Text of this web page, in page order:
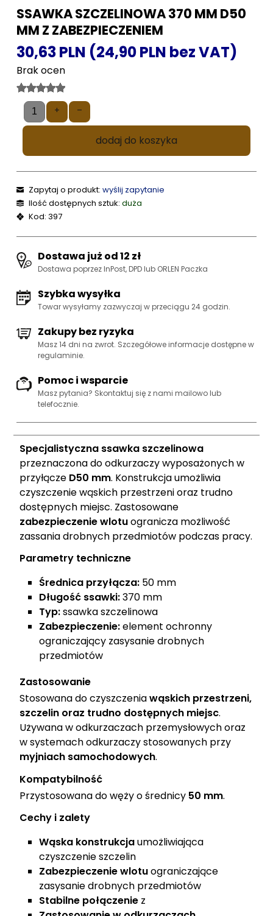
SSAWKA SZCZELINOWA 370 MM D50
MM Z ZABEZPIECZENIEM
30,63 PLN (24,90 PLN bez VAT)
Brak ocen
+ –
dodaj do koszyka
Zapytaj o produkt:wyślij zapytanie
Ilość dostępnych sztuk:duża
Kod: 397
Dostawa już od 12 zł
Dostawa poprzez InPost, DPD lub ORLEN Paczka
Szybka wysyłka
Towar wysyłamy zazwyczaj w przeciągu 24 godzin.
Zakupy bez ryzyka
Masz 14 dni na zwrot. Szczegółowe informacje dostępne w
regulaminie.
Pomoc i wsparcie
Masz pytania? Skontaktuj się z nami mailowo lub
telefocznie.
Specjalistyczna ssawka szczelinowa
przeznaczona do odkurzaczy wyposażonych w
przyłącze D50 mm. Konstrukcja umożliwia
czyszczenie wąskich przestrzeni oraz trudno
dostępnych miejsc. Zastosowane
zabezpieczenie wlotuogranicza możliwość
zassania drobnych przedmiotów podczas pracy.
Parametry techniczne
Średnica przyłącza: 50 mm
Długość ssawki:370 mm
Typ:ssawka szczelinowa
Zabezpieczenie:element ochronny
ograniczający zasysanie drobnych
przedmiotów
Zastosowanie
Stosowana do czyszczeniawąskich przestrzeni,
szczelin oraz trudno dostępnych miejsc.
Używana w odkurzaczach przemysłowych oraz
w systemach odkurzaczy stosowanych przy
myjniach samochodowych.
Kompatybilność
Przystosowana do węży o średnicy 50 mm.
Cechy i zalety
Wąska konstrukcjaumożliwiająca
czyszczenie szczelin
Zabezpieczenie wlotuograniczające
zasysanie drobnych przedmiotów
Stabilne połączenie z